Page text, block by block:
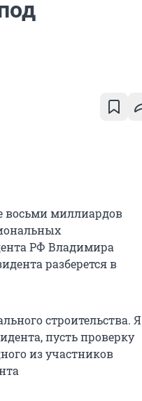
восьми миллиардов
РФ Владимира
разберется в
строительства. Я
пусть проверку
из участников